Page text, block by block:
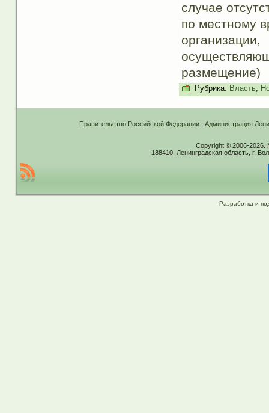
случае
по местному
организации,
размещение)
Рубрика: Власть,
Правительство Российской Федерации| Администрация
Copyright © 2006-2026.
188410, Ленинградская область, г.
Разработка и